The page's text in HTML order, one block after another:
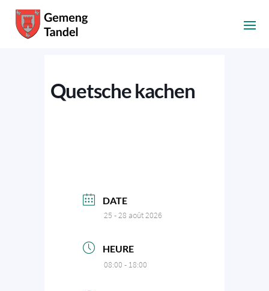
Quetsche kachen
DATE
25 - 28 août 2026
HEURE
08:00 - 18:00